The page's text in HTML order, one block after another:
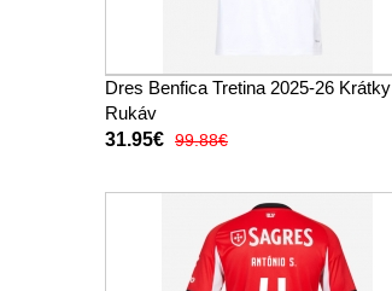
Dres Benfica Tretina 2025-26 Krátky
Rukáv
31.95€ 99.88€